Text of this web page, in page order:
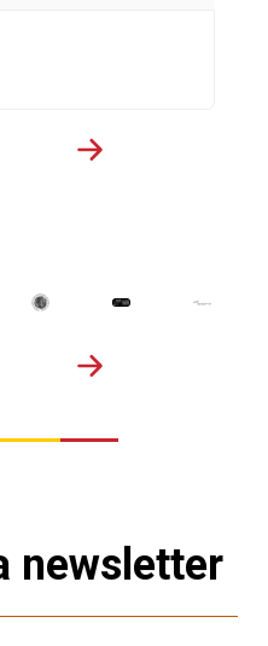
newsletter